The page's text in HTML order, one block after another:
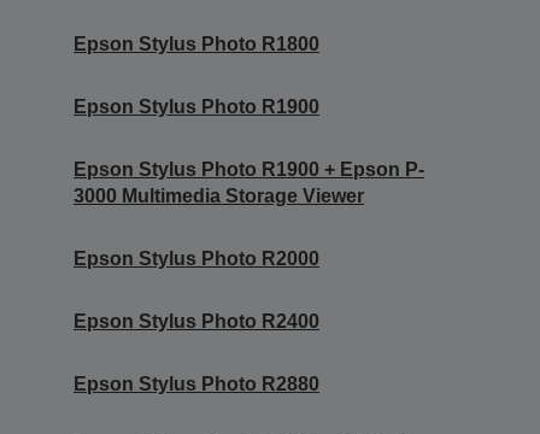
Epson Stylus Photo R1800
Epson Stylus Photo R1900
Epson Stylus Photo R1900 + Epson P-
3000 Multimedia Storage Viewer
Epson Stylus Photo R2000
Epson Stylus Photo R2400
Epson Stylus Photo R2880